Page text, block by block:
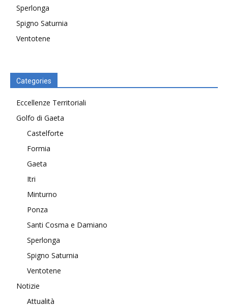
Sperlonga
Spigno Saturnia
Ventotene
Categories
Eccellenze Territoriali
Golfo di Gaeta
Castelforte
Formia
Gaeta
Itri
Minturno
Ponza
Santi Cosma e Damiano
Sperlonga
Spigno Saturnia
Ventotene
Notizie
Attualità